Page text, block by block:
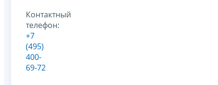
Контактный
телефон:
+7
(495)
400-
69-72